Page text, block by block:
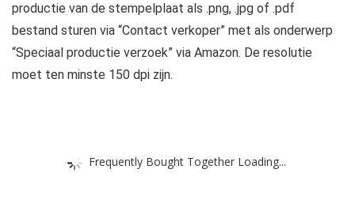
productie van de stempelplaat als .png, .jpg of .pdf
bestand sturen via “Contact verkoper” met als onderwerp
“Speciaal productie verzoek” via Amazon. De resolutie
moet ten minste 150 dpi zijn.
Frequently Bought Together Loading...